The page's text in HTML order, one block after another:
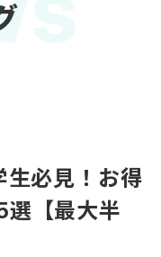
生必見！お得
選【最大半